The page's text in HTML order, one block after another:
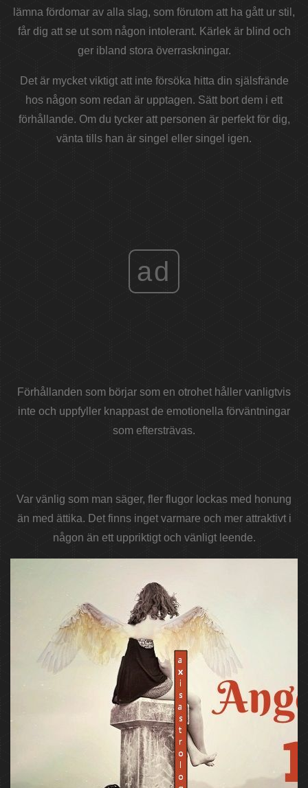
lämna fördomar av alla slag, som förutom att ha gått ur stil,
får dig att se ut som någon intolerant. Kärlek är blind och
ger ibland stora överraskningar.
Det är mycket viktigt att inte försöka hitta din själsfrände
hos någon som redan är upptagen. Sätt bort dem i ett
förhållande. Om du tycker att personen är perfekt för dig,
vänta tills han är singel eller singel igen.
ad
Förhållanden som börjar som en otrohet håller vanligtvis
inte och uppfyller knappast de emotionella förväntningar
som eftersträvas.
Var vänlig som man säger, fler flugor lockas med honung
än med ättika. Det finns inget varmare och mer attraktivt i
någon än ett uppriktigt och vänligt leende.